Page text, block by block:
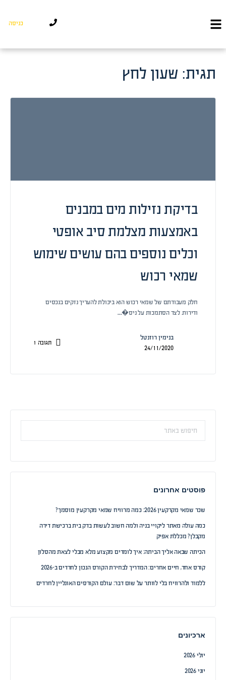
כניסה
תגית: שעון לחץ
בדיקת נזילות מים במבנים
באמצעות מצלמת סיב אופטי
וכלים נוספים בהם עושים שימוש
שמאי רכוש
חלק מעבודתם של שמאי רכוש הוא ביכולת להעריך נזקים בנכסים
ודירות. לצד הסתמכות על ניס�…
בנימין רוזנטל
24/11/2020
תגובה
פוסטים אחרונים
שכר שמאי מקרקעין 2026: כמה מרוויח שמאי מקרקעין מוסמך?
כמה עולה מאתר ליקויי בניה ולמה חשוב לעשות בדק בית ברכישת דירה
מקבלן? מכללת אפיק
הכיתה שבאה אליך הביתה: איך לומדים מקצוע מלא מבלי לצאת מהסלון
קורס אחד, חיים אחרים: המדריך לבחירת הקורס הנכון לחרדים ב-2026
ללמוד ולהרוויח בלי לוותר על שום דבר: עולם הקורסים האונליין לחרדים
ארכיונים
יולי 2026
יוני 2026